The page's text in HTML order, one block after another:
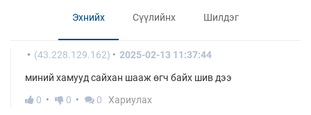
Эхнийх Сүүлийнх Шилдэг
(43.228.129.162) 2025-02-13 11:37:44
миний хамууд сайхан шааж өгч байх шив дээ
0
0 0 Хариулах